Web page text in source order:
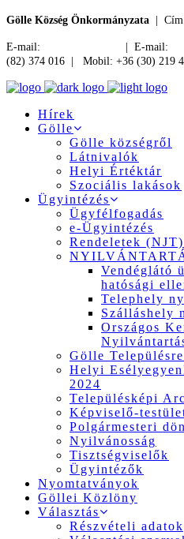
Gölle Község Önkormányzata |
E-mail: | E-mail:
(82) 374 016 | Mobil: +36 (30) 219
Hírek
Gölle
Gölle községről
Látnivalók
Helyi Értéktár
Szociális lakások
Ügyintézés
Ügyfélfogadás
e-Ügyintézés
Rendeletek (NJT)
Vendéglátó
hatósági
Telephely
Szálláshely
Országos
Gölle
Helyi
2024
Településképi
Képviselő-
Polgármesteri
Nyilvánosság
Tisztségviselők
Ügyintézők
Nyomtatványok
Göllei Közlöny
Választás
Részvételi